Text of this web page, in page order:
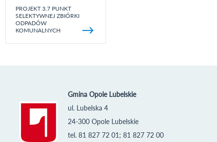
PROJEKT 3.7 PUNKT
SELEKTYWNEJ ZBIÓRKI
ODPADÓW
KOMUNALNYCH
Gmina Opole Lubelskie
ul. Lubelska 4
24-300 Opole Lubelskie
tel. 81 827 72 01; 81 827 72 00